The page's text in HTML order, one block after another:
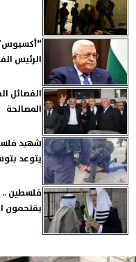
الرئيس
الفصائل
المصالحة
شهيد
يتوعد
فلسطين ..
يقتحمون